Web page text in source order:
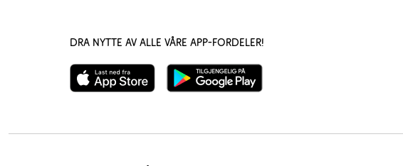
Dra nytte av alle våre app-fordeler!